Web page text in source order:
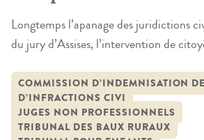
des baux ruraux, du
pour enfants et de la
commission
des victimes
Longtemps l’apanage des juridictions
du jury d’Assises, l’intervention de
faire appliquer la loi, est inscrite
nombreux autres dispositifs de création
récente. Les médiations sociale et
COMMISSION D’INDEMNISATION
D’INFRACTIONS CIVI
JUGES NON PROFESSIONNELS
TRIBUNAL DES BAUX RURAUX